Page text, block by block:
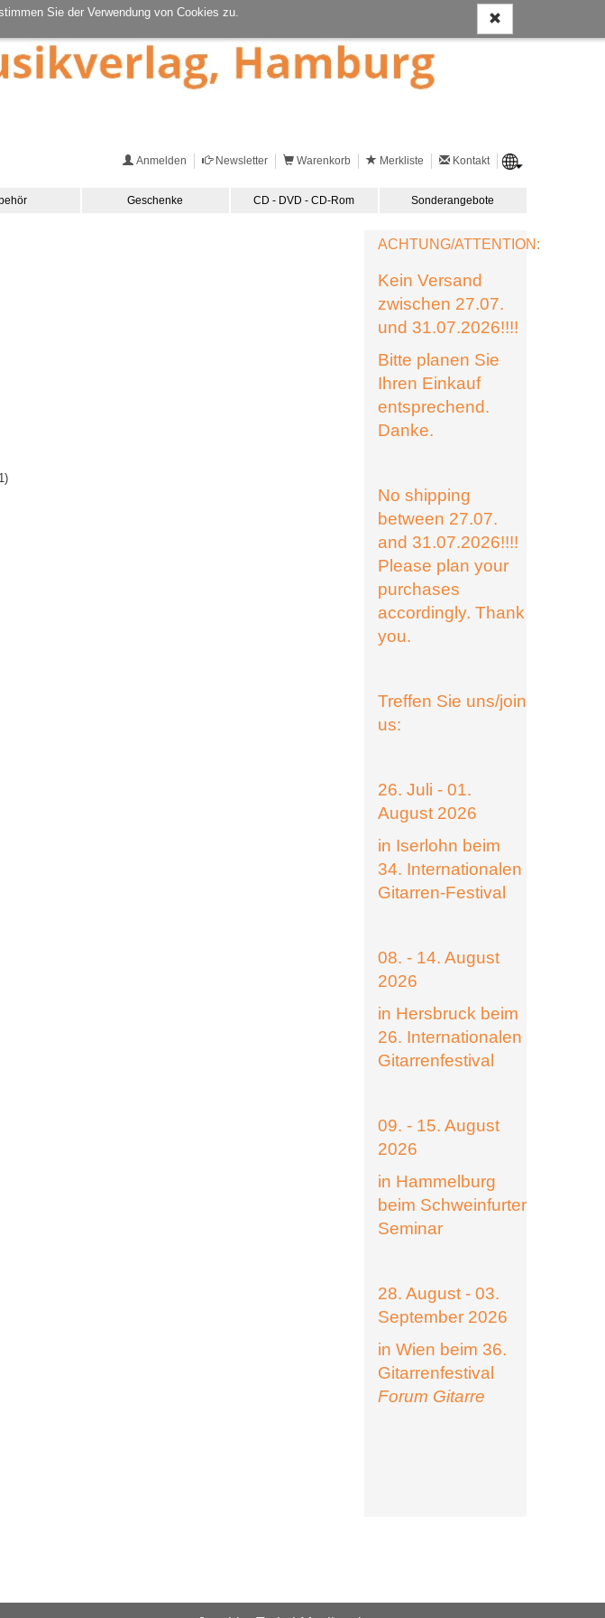
Sie der Verwendung von Cookies zu.
Anmelden Newsletter Warenkorb Merkliste Kontakt
Geschenke CD - DVD - CD-Rom Sonderangebote
ACHTUNG/ATTENTION:
Kein Versand
zwischen 27.07.
und 31.07.2026!!!!
Bitte planen Sie
Ihren Einkauf
entsprechend.
Danke.
No shipping
between 27.07.
and 31.07.2026!!!!
Please plan your
purchases
accordingly. Thank
you.
Treffen Sie uns/join
us:
26. Juli - 01.
August 2026
in Iserlohn beim
34. Internationalen
Gitarren-Festival
08. - 14. August
2026
in Hersbruck beim
26. Internationalen
Gitarrenfestival
09. - 15. August
2026
in Hammelburg
beim Schweinfurter
Seminar
28. August - 03.
September 2026
in Wien beim 36.
Gitarrenfestival
Forum Gitarre